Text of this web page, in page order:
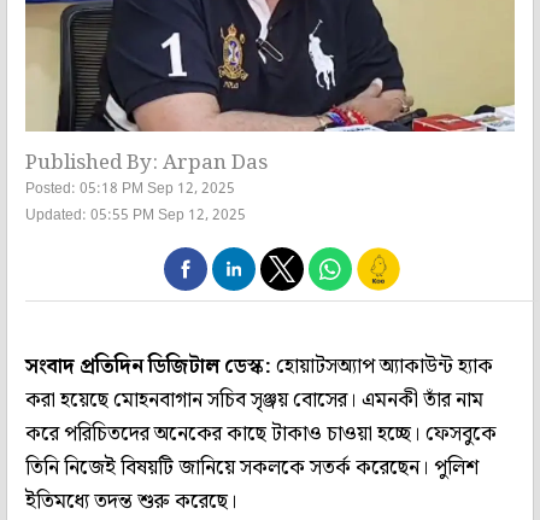
Published By: Arpan Das
Posted: 05:18 PM Sep 12, 2025
Updated: 05:55 PM Sep 12, 2025
সংবাদ প্রতিদিন ডিজিটাল ডেস্ক:হোয়াটসঅ্যাপ অ্যাকাউন্ট হ্যাক
করা হয়েছে মোহনবাগান সচিব সৃঞ্জয় বোসের। এমনকী তাঁর নাম
করে পরিচিতদের অনেকের কাছে টাকাও চাওয়া হচ্ছে। ফেসবুকে
তিনি নিজেই বিষয়টি জানিয়ে সকলকে সতর্ক করেছেন। পুলিশ
ইতিমধ্যে তদন্ত শুরু করেছে।